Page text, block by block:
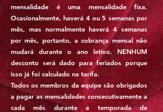
mensalidade é uma mensalidade fixa.
Ocasionalmente, haverá 4 ou 5 semanas por
mês, mas normalmente haverá 4 semanas
por mês, portanto, a cobrança mensal não
mudará durante o ano letivo. NENHUM
desconto será dado para feriados porque
isso já foi calculado na tarifa.
Todos os membros da equipe são obrigados
a pagar as mensalidades consecutivamente a
cada mês durante a temporada de